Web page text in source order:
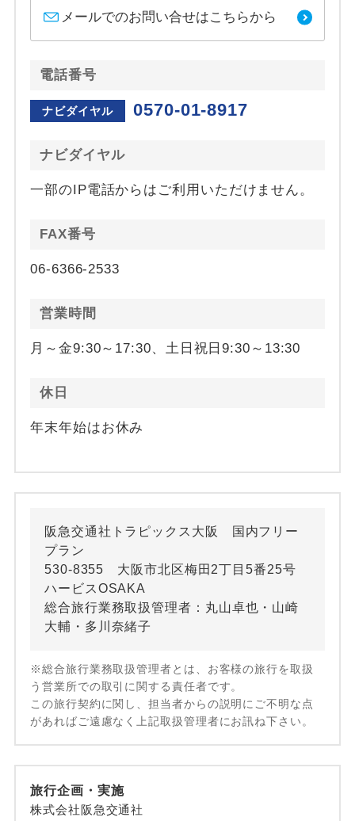
メールでのお問い合せはこちらから
電話番号
ナビダイヤル 0570-01-8917
ナビダイヤル
一部のIP電話からはご利用いただけません。
FAX番号
06-6366-2533
営業時間
月～金9:30～17:30、土日祝日9:30～13:30
休日
年末年始はお休み
阪急交通社トラピックス大阪 国内フリー
プラン
530-8355 大阪市北区梅田2丁目5番25号
ハービスOSAKA
総合旅行業務取扱管理者：丸山卓也・山崎
大輔・多川奈緒子
※総合旅行業務取扱管理者とは、お客様の旅行を取扱
う営業所での取引に関する責任者です。
この旅行契約に関し、担当者からの説明にご不明な点
があればご遠慮なく上記取扱管理者にお訊ね下さい。
旅行企画・実施
株式会社阪急交通社